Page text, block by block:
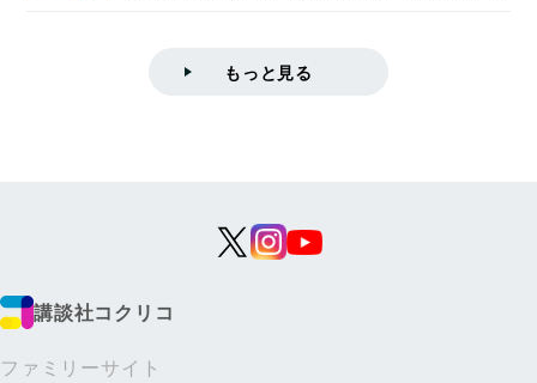
もっと見る
講談社コクリコ
ファミリーサイト